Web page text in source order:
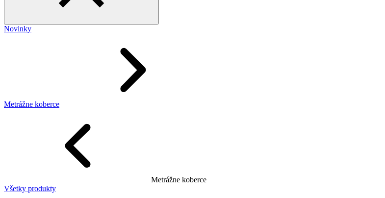
Novinky
Metrážne koberce
Metrážne koberce
Všetky produkty